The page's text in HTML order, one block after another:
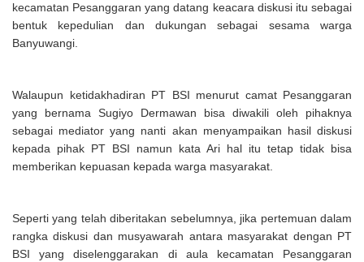
kecamatan Pesanggaran yang datang keacara diskusi itu sebagai
bentuk kepedulian dan dukungan sebagai sesama warga
Banyuwangi.
Walaupun ketidakhadiran PT BSI menurut camat Pesanggaran
yang bernama Sugiyo Dermawan bisa diwakili oleh pihaknya
sebagai mediator yang nanti akan menyampaikan hasil diskusi
kepada pihak PT BSI namun kata Ari hal itu tetap tidak bisa
memberikan kepuasan kepada warga masyarakat.
Seperti yang telah diberitakan sebelumnya, jika pertemuan dalam
rangka diskusi dan musyawarah antara masyarakat dengan PT
BSI yang diselenggarakan di aula kecamatan Pesanggaran